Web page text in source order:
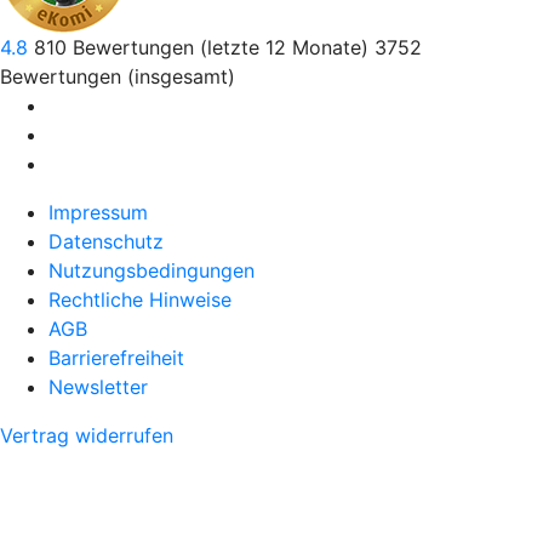
4.8 810 Bewertungen (letzte 12 Monate) 3752
Bewertungen (insgesamt)
Impressum
Datenschutz
Nutzungsbedingungen
Rechtliche Hinweise
AGB
Barrierefreiheit
Newsletter
Vertrag widerrufen